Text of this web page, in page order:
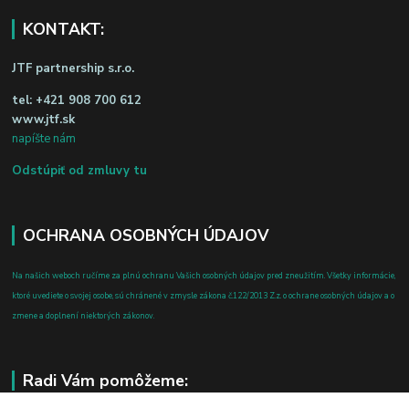
KONTAKT:
JTF partnership s.r.o.
tel: +421 908 700 612
www.jtf.sk
napíšte nám
Odstúpiť od zmluvy tu
OCHRANA OSOBNÝCH ÚDAJOV
Na našich weboch ručíme za plnú ochranu Vašich osobných údajov pred zneužitím. Všetky informácie,
ktoré uvediete o svojej osobe, sú chránené v zmysle zákona č.122/2013 Z.z. o ochrane osobných údajov a o
zmene a doplnení niektorých zákonov.
Radi Vám pomôžeme: